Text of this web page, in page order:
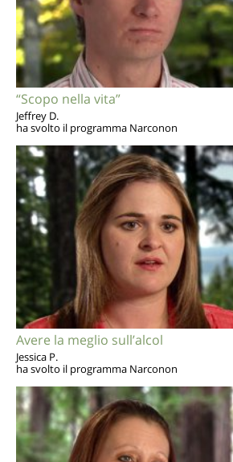
“Scopo nella vita”
Jeffrey D.
ha svolto il programma Narconon
Avere la meglio sull’alcol
Jessica P.
ha svolto il programma Narconon